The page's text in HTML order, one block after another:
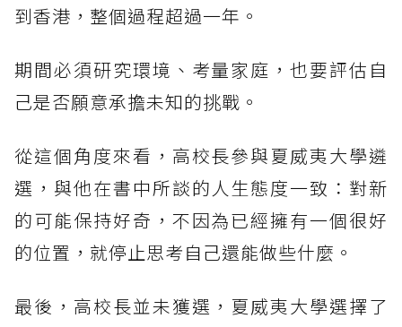
到香港，整個過程超過一年。
期間必須研究環境、考量家庭，也要評估自
己是否願意承擔未知的挑戰。
從這個角度來看，高校長參與夏威夷大學遴
選，與他在書中所談的人生態度一致：對新
的可能保持好奇，不因為已經擁有一個很好
的位置，就停止思考自己還能做些什麼。
最後，高校長並未獲選，夏威夷大學選擇了